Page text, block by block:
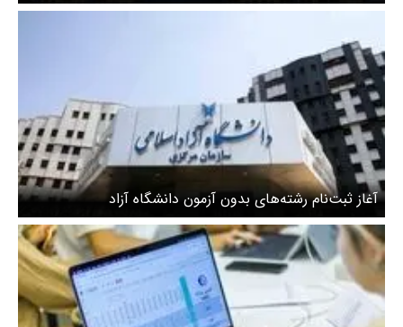
آغاز ثبت‌نام رشته‌های بدون آزمون دانشگاه آزاد